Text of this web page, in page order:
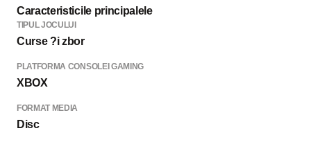
Caracteristicile principalele
TIPUL JOCULUI
Curse ?i zbor
PLATFORMA CONSOLEI GAMING
XBOX
FORMAT MEDIA
Disc